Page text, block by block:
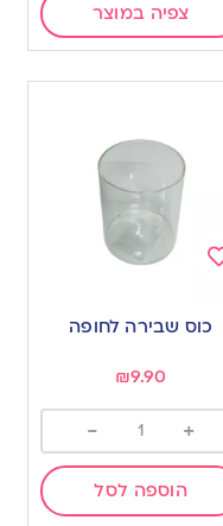
צפיה במוצר
כוס שבירה לחופה
₪9.90
+
-
הוספה לסל